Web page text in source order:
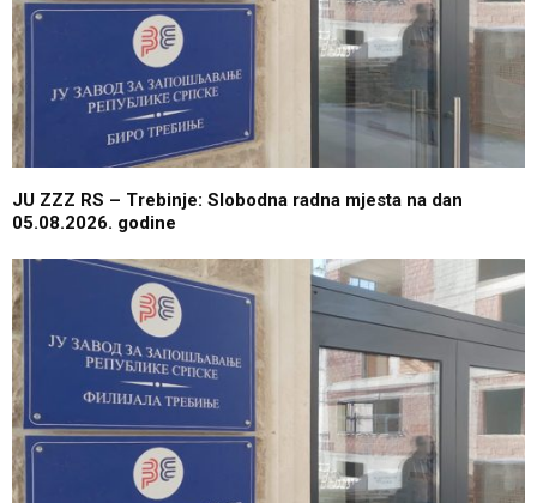
JU ZZZ RS – Trebinje: Slobodna radna mjesta na dan
05.08.2026. godine